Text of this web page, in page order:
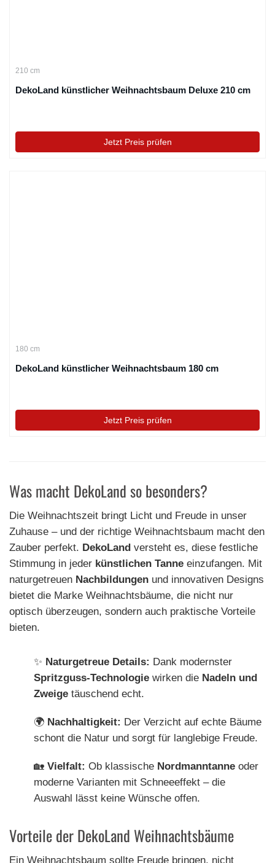
210 cm
DekoLand künstlicher Weihnachtsbaum Deluxe 210 cm
Jetzt Preis prüfen
180 cm
DekoLand künstlicher Weihnachtsbaum 180 cm
Jetzt Preis prüfen
Was macht DekoLand so besonders?
Die Weihnachtszeit bringt Licht und Freude in unser
Zuhause – und der richtige Weihnachtsbaum macht den
Zauber perfekt. DekoLand versteht es, diese festliche
Stimmung in jeder künstlichen Tanne einzufangen. Mit
naturgetreuen Nachbildungen und innovativen Designs
bietet die Marke Weihnachtsbäume, die nicht nur
optisch überzeugen, sondern auch praktische Vorteile
bieten.
✨ Naturgetreue Details: Dank modernster
Spritzguss-Technologie wirken die Nadeln und
Zweige täuschend echt.
🌍 Nachhaltigkeit: Der Verzicht auf echte Bäume
schont die Natur und sorgt für langlebige Freude.
🏡 Vielfalt: Ob klassische Nordmanntanne oder
moderne Varianten mit Schneeeffekt – die
Auswahl lässt keine Wünsche offen.
Vorteile der DekoLand Weihnachtsbäume
Ein Weihnachtsbaum sollte Freude bringen, nicht